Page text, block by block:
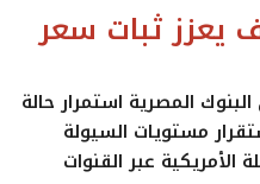
يعزز ثبات سعر
المصرية استمرار حالة
مستويات السيولة
الأمريكية عبر القنوات